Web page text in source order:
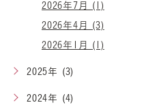
2026年7月 (1)
2026年4月 (3)
2026年1月 (1)
2025年 (3)
2024年 (4)